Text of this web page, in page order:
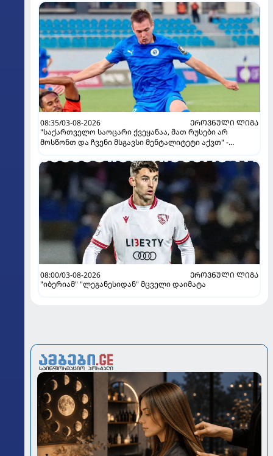
08:35/03-08-2026
ᲔᲠᲝᲕᲜᲣᲚᲘ ᲚᲘᲒᲐ
"საქართველო საოცარი ქვეყანაა, მათ რუსები არ
მოსწონთ და ჩვენი მსგავსი მენტალიტეტი აქვთ" -
08:00/03-08-2026
ᲔᲠᲝᲕᲜᲣᲚᲘ ᲚᲘᲒᲐ
"იბერიამ" "ლეგანესიდან" მცველი დაიმატა